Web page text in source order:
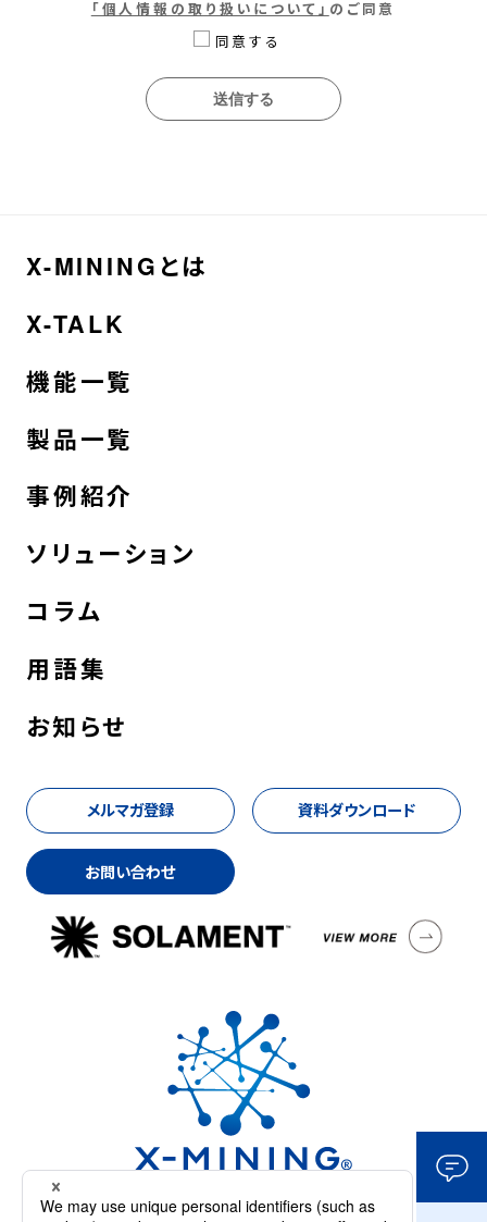
「個人情報の取り扱いについて」 のご同意
同意する
X-MININGとは
X-TALK
機能一覧
製品一覧
事例紹介
ソリューション
コラム
用語集
お知らせ
メルマガ登録 資料ダウンロード
お問い合わせ